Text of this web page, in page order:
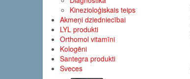
Kinezioloģiskais teips
Akmeņi dziedniecībai
LYL produkti
Orthomol vitamīni
Kologēni
Santegra produkti
Sveces